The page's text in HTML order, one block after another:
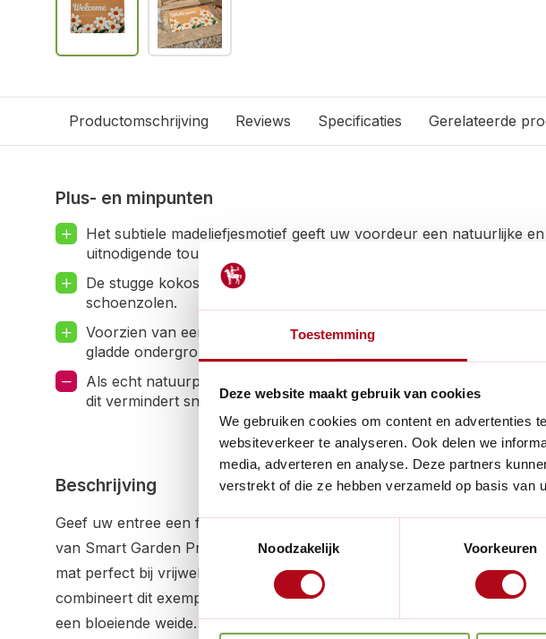
Toestemming
Deze website maakt gebruik van cookies
We gebruiken cookies om content en advertenties
websiteverkeer te analyseren. Ook delen we
media, adverteren en analyse. Deze partners
verstrekt of die ze hebben verzameld op basis van
Noodzakelijk
Voorkeuren
Productomschrijving Reviews Specificaties Gerelateerde
Plus- en minpunten
Het subtiele madeliefjesmotief geeft uw voordeur een natuurlijke en
uitnodigende touch.
De stugge kokosstructuur schraapt vuil en zand effectief van uw
schoenzolen.
Voorzien van een slipvaste achterzijde die verschuiven voorkomt,
gladde ondergronden.
Als echt natuurproduct kan de mat in het begin wat losse vezels
dit vermindert snel bij gebruik.
Beschrijving
Geef uw entree een frisse, natuurlijke uitstraling met deze charmante
van Smart Garden Products
. Met een standaardmaat van 45 x 75 cm
mat perfect bij vrijwel elke deur. Vervaardigd uit 100% natuurlijke
combineert dit exemplaar een oersterke werking met het vrolijke
een bloeiende weide.